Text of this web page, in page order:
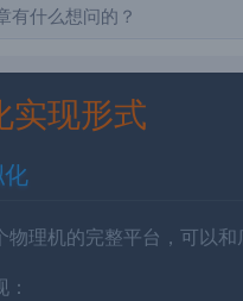
实现形式
化
物理机的完整平台，可以